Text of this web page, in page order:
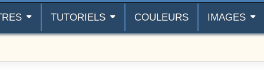
TUTORIELS COULEURS IMAGES